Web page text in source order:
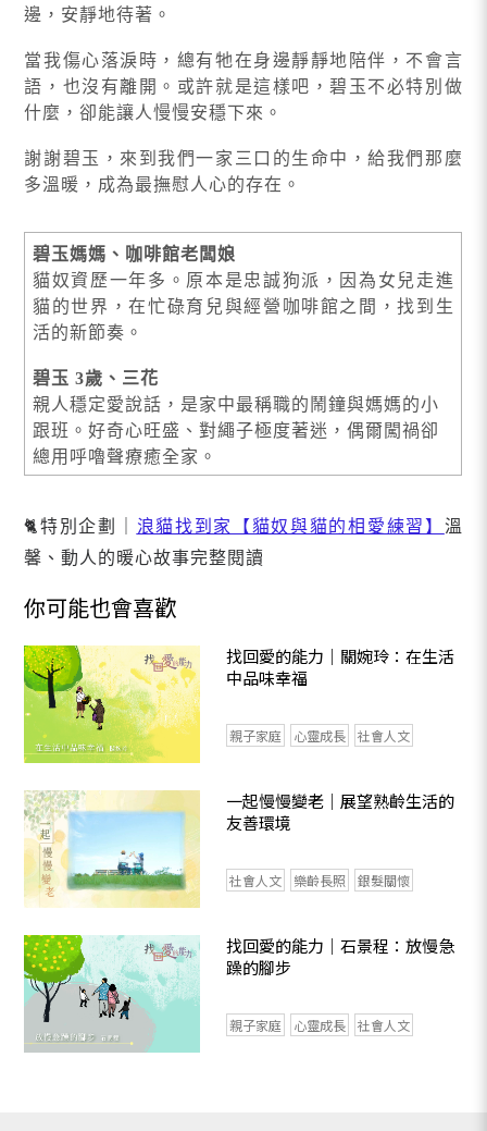
邊，安靜地待著。
當我傷心落淚時，總有牠在身邊靜靜地陪伴，不會言
語，也沒有離開。或許就是這樣吧，碧玉不必特別做
什麼，卻能讓人慢慢安穩下來。
謝謝碧玉，來到我們一家三口的生命中，給我們那麼
多溫暖，成為最撫慰人心的存在。
碧玉媽媽、咖啡館老闆娘
貓奴資歷一年多。原本是忠誠狗派，因為女兒走進
貓的世界，在忙碌育兒與經營咖啡館之間，找到生
活的新節奏。
碧玉 3歲、三花
親人穩定愛說話，是家中最稱職的鬧鐘與媽媽的小
跟班。好奇心旺盛、對繩子極度著迷，偶爾闖禍卻
總用呼嚕聲療癒全家。
🐈特別企劃｜ 浪貓找到家【貓奴與貓的相愛練習】 溫
馨、動人的暖心故事完整閱讀
你可能也會喜歡
找回愛的能力｜關婉玲：在生活
中品味幸福
親子家庭 心靈成長 社會人文
一起慢慢變老｜展望熟齡生活的
友善環境
社會人文 樂齡長照 銀髮關懷
找回愛的能力｜石景程：放慢急
躁的腳步
親子家庭 心靈成長 社會人文